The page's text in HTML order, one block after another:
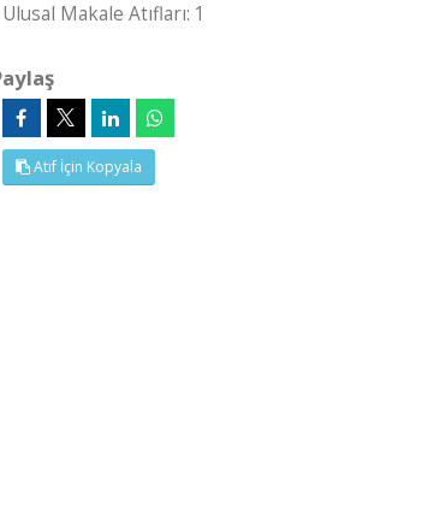
Ulusal Makale Atıfları: 1
Atıf İçin Kopyala